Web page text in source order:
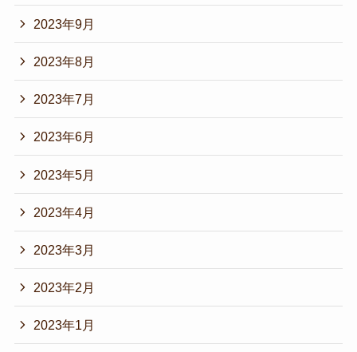
2023年9月
2023年8月
2023年7月
2023年6月
2023年5月
2023年4月
2023年3月
2023年2月
2023年1月